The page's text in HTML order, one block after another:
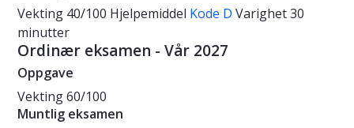
Vekting 40/100 Hjelpemiddel Kode D Varighet30
minutter
Ordinær eksamen - Vår 2027
Oppgave
Vekting60/100
Muntlig eksamen